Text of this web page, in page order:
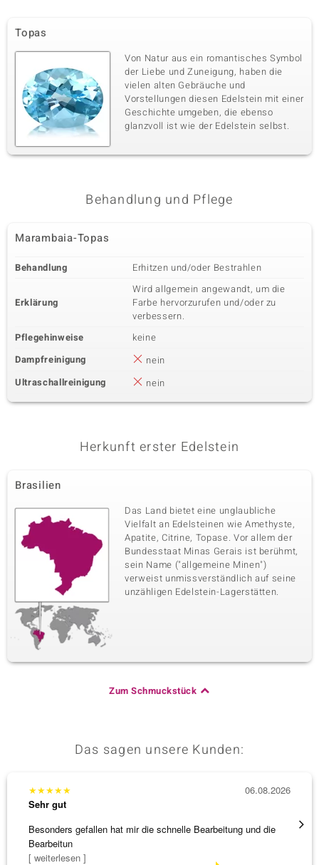
Topas
Von Natur aus ein romantisches Symbol
der Liebe und Zuneigung, haben die
vielen alten Gebräuche und
Vorstellungen diesen Edelstein mit einer
Geschichte umgeben, die ebenso
glanzvoll ist wie der Edelstein selbst.
Behandlung und Pflege
Marambaia-Topas
Behandlung Erhitzen und/oder Bestrahlen
Erklärung
Wird allgemein angewandt, um die
Farbe hervorzurufen und/oder zu
verbessern.
Pflegehinweise
keine
Dampfreinigung
nein
Ultraschallreinigung
nein
Herkunft erster Edelstein
Brasilien
Das Land bietet eine unglaubliche
Vielfalt an Edelsteinen wie Amethyste,
Apatite, Citrine, Topase. Vor allem der
Bundesstaat Minas Gerais ist berühmt,
sein Name ("allgemeine Minen")
verweist unmissverständlich auf seine
unzähligen Edelstein-Lagerstätten.
Zum Schmuckstück
Das sagen unsere Kunden:
★★★★★
Sehr gut
Besonders gefallen hat mir die schnelle Bearbeitung und die
Bearbeitun
[ weiterlesen ]
06.08.2026